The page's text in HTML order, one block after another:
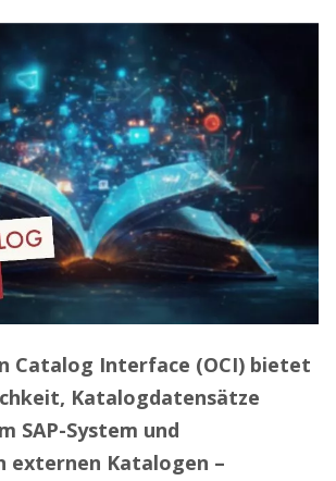
Catalog Interface (OCI) bietet
Katalogdatensätze
SAP-System und
externen Katalogen –